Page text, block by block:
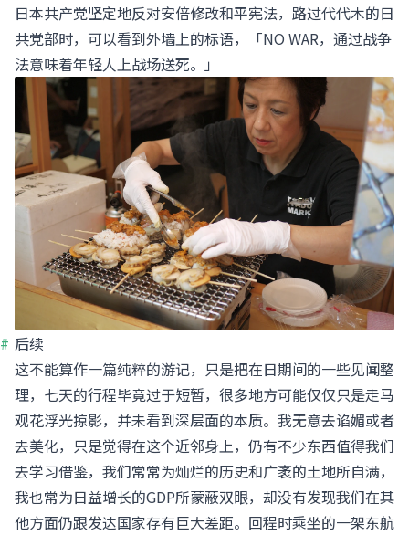
日本共产党坚定地反对安倍修改和平宪法，路过代代木的日
共党部时，可以看到外墙上的标语，「NO WAR，通过战争
法意味着年轻人上战场送死。」
后续
这不能算作一篇纯粹的游记，只是把在日期间的一些见闻整
理，七天的行程毕竟过于短暂，很多地方可能仅仅只是走马
观花浮光掠影，并未看到深层面的本质。我无意去谄媚或者
去美化，只是觉得在这个近邻身上，仍有不少东西值得我们
去学习借鉴，我们常常为灿烂的历史和广袤的土地所自满，
我也常为日益增长的GDP所蒙蔽双眼，却没有发现我们在其
他方面仍跟发达国家存有巨大差距。回程时乘坐的一架东航